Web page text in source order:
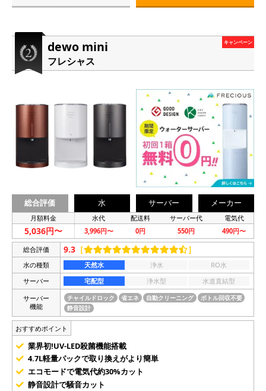
dewo mini
フレシャス
キャンペーン
総合評価 水 サーバー メーカー
月額料金 水代 配送料 サーバー代 電気代
5,036円〜 3,996円〜 0円 550円 490円〜
総合評価 9.3 ［ ］
水の種類 天然水 浄水
RO水
サーバー
宅配型 浄水型
水道直結型
サーバー
機能
チャイルドロック 省エネ 自動クリーニング
ボトル回収不要
静音設計
おすすめポイント
業界初!UV-LED殺菌機能搭載
4.7L軽量パックで取り換えがより簡単
エコモードで電気代約30%カット
静音設計で騒音カット